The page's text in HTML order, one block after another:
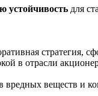
устойчивость для
стратегия,
в отрасли
веществ и